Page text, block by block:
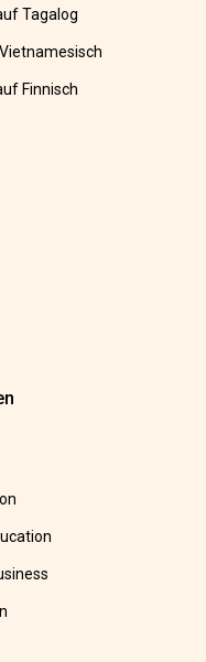
Tagalog
Finnisch